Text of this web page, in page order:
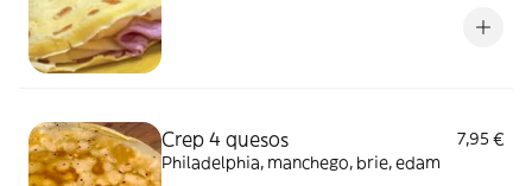
Crep 4 quesos
7,95 €
Philadelphia, manchego, brie, edam